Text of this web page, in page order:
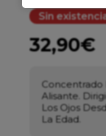
Sin
32,90€
Concentrado
Alisante.
Los Ojos
La Edad.